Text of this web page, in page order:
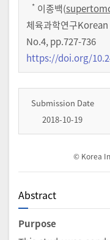
* 이종백(
체육과학연구
No.4,pp.727-736
https://doi.org/
Submission Date
2018-10-19
© Korea
Abstract
Purpose